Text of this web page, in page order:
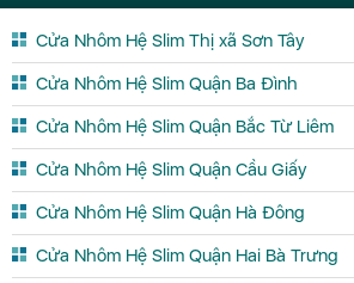
Cửa Nhôm Hệ Slim Thị xã Sơn Tây
Cửa Nhôm Hệ Slim Quận Ba Đình
Cửa Nhôm Hệ Slim Quận Bắc Từ Liêm
Cửa Nhôm Hệ Slim Quận Cầu Giấy
Cửa Nhôm Hệ Slim Quận Hà Đông
Cửa Nhôm Hệ Slim Quận Hai Bà Trưng